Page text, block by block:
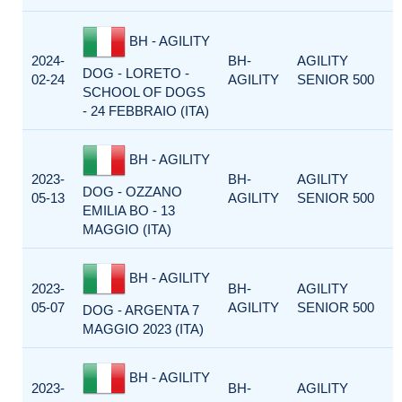
2024-
02-24
BH - AGILITY
DOG - LORETO -
SCHOOL OF DOGS
- 24 FEBBRAIO (ITA)
BH-
AGILITY
AGILITY
SENIOR 500
2023-
05-13
BH - AGILITY
DOG - OZZANO
EMILIA BO - 13
MAGGIO (ITA)
BH-
AGILITY
AGILITY
SENIOR 500
2023-
05-07
BH - AGILITY
DOG - ARGENTA 7
MAGGIO 2023 (ITA)
BH-
AGILITY
AGILITY
SENIOR 500
2023-
BH - AGILITY
BH-
AGILITY